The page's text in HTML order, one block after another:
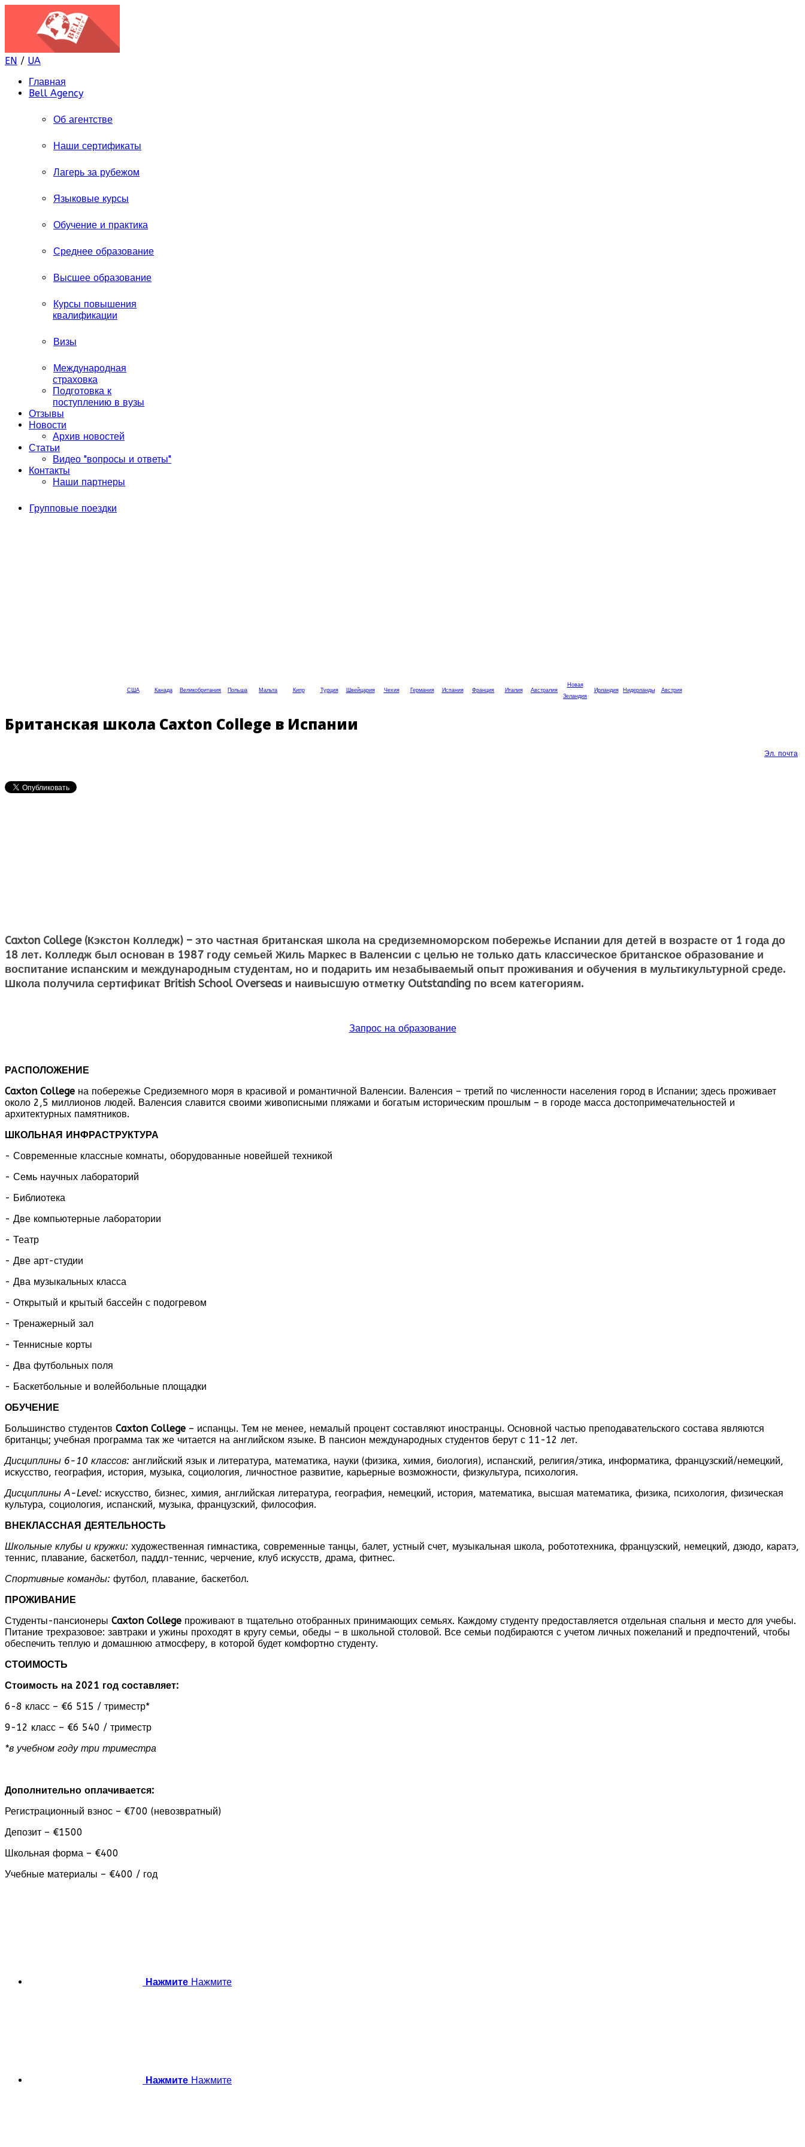
EN / UA
Главная
Bell Agency
Об агентстве
Наши сертификаты
Лагерь за рубежом
Языковые курсы
Обучение и практика
Среднее образование
Высшее образование
Курсы повышения
квалификации
Визы
Международная
страховка
Подготовка к
поступлению в вузы
Отзывы
Новости
Архив новостей
Статьи
Видео "вопросы и ответы"
Контакты
Наши партнеры
Групповые поездки
США Канада Великобритания Польша Мальта Кипр Турция Швейцария Чехия Германия Испания Франция Италия Австралия
Новая
Зеландия
Ирландия Нидерланды Австрия
Британская школа Caxton College в Испании
Эл. почта
Caxton College(Кэкстон Колледж) – это частная британская школа на средиземноморском побережье Испании для детей в возрасте от 1 года до
18 лет. Колледж был основан в 1987 году семьей Жиль Маркес в Валенсии с целью не только дать классическое британское образование и
воспитание испанским и международным студентам, но и подарить им незабываемый опыт проживания и обучения в мультикультурной среде.
Школа получила сертификат British School Overseas и наивысшую отметку Outstanding по всем категориям.
Запрос на образование
РАСПОЛОЖЕНИЕ
Caxton College на побережье Средиземного моря в красивой и романтичной Валенсии. Валенсия – третий по численности населения город в Испании; здесь проживает
около 2,5 миллионов людей. Валенсия славится своими живописными пляжами и богатым историческим прошлым – в городе масса достопримечательностей и
архитектурных памятников.
ШКОЛЬНАЯ ИНФРАСТРУКТУРА
- Современные классные комнаты, оборудованные новейшей техникой
- Семь научных лабораторий
- Библиотека
- Две компьютерные лаборатории
- Театр
- Две арт-студии
- Два музыкальных класса
- Открытый и крытый бассейн с подогревом
- Тренажерный зал
- Теннисные корты
- Два футбольных поля
- Баскетбольные и волейбольные площадки
ОБУЧЕНИЕ
Большинство студентов Caxton College – испанцы. Тем не менее, немалый процент составляют иностранцы. Основной частью преподавательского состава являются
британцы; учебная программа так же читается на английском языке. В пансион международных студентов берут с 11-12 лет.
Дисциплины 6-10 классов: английский язык и литература, математика, науки (физика, химия, биология), испанский, религия/этика, информатика, французский/немецкий,
искусство, география, история, музыка, социология, личностное развитие, карьерные возможности, физкультура, психология.
ДисциплиныA-Level: искусство, бизнес, химия, английская литература, география, немецкий, история, математика, высшая математика, физика, психология, физическая
культура, социология, испанский, музыка, французский, философия.
ВНЕКЛАССНАЯ ДЕЯТЕЛЬНОСТЬ
Школьные клубы и кружки: художественная гимнастика, современные танцы, балет, устный счет, музыкальная школа, робототехника, французский, немецкий, дзюдо, каратэ,
теннис, плавание, баскетбол, паддл-теннис, черчение, клуб искусств, драма, фитнес.
Спортивные команды: футбол, плавание, баскетбол.
ПРОЖИВАНИЕ
Студенты-пансионеры Caxton College проживают в тщательно отобранных принимающих семьях. Каждому студенту предоставляется отдельная спальня и место для учебы.
Питание трехразовое: завтраки и ужины проходят в кругу семьи, обеды – в школьной столовой. Все семьи подбираются с учетом личных пожеланий и предпочтений, чтобы
обеспечить теплую и домашнюю атмосферу, в которой будет комфортно студенту.
СТОИМОСТЬ
Стоимость на 2021 год составляет:
6-8 класс – €6 515 / триместр*
9-12 класс – €6 540 / триместр
*в учебном году три триместра
Дополнительно оплачивается:
Регистрационный взнос – €700 (невозвратный)
Депозит – €1500
Школьная форма – €400
Учебные материалы – €400 / год
Нажмите Нажмите
Нажмите Нажмите